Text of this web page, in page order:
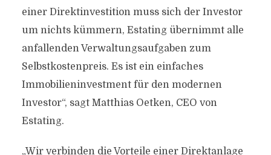
einer Direktinvestition muss sich der Investor
um nichts kümmern, Estating übernimmt alle
anfallenden Verwaltungsaufgaben zum
Selbstkostenpreis. Es ist ein einfaches
Immobilieninvestment für den modernen
Investor“, sagt Matthias Oetken, CEO von
Estating.
„Wir verbinden die Vorteile einer Direktanlage